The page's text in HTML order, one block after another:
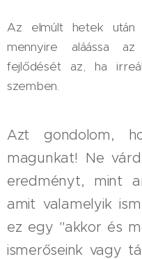
Az elmúlt hetek után
mennyire aláássa
fejlődését az, ha
szemben.
Azt gondolom,
magunkat! Ne
eredményt, mint
amit valamelyik
ez egy "akkor és
ismerőseink vagy